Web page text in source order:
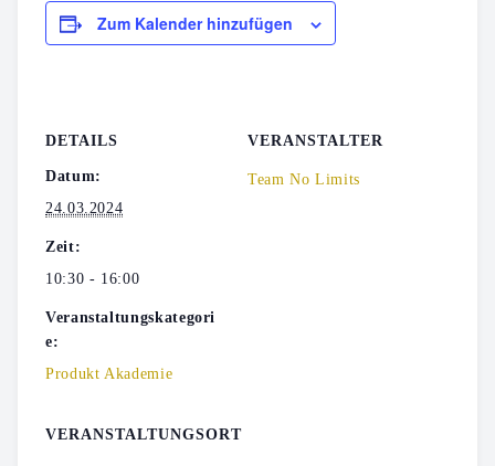
Zum Kalender hinzufügen
DETAILS
Datum:
24.03.2024
Zeit:
10:30 - 16:00
Veranstaltungskategori
e:
Produkt Akademie
VERANSTALTUNGSORT
VERANSTALTER
Team No Limits